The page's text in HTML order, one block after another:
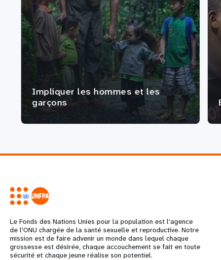
Impliquer les hommes et les
garçons
Le Fonds des Nations Unies pour la population est l'agence
de l'ONU chargée de la santé sexuelle et reproductive. Notre
mission est de faire advenir un monde dans lequel chaque
grossesse est désirée, chaque accouchement se fait en toute
sécurité et chaque jeune réalise son potentiel.